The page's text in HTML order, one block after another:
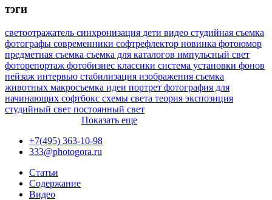
тэги
светоотражатель синхронизация дети видео студийная съемка
фотографы современники софтрефлектор новинка фотоюмор
предметная съемка съемка для каталогов импульсный свет
фоторепортаж фотобизнес классики система установки фонов
пейзаж интервью стабилизация изображения съемка
животных макросъемка идеи портрет фотография для
начинающих софтбокс схемы света теория экспозиция
студийный свет постоянный свет
Показать еще
+7(495) 363-10-98
333@photogora.ru
Статьи
Содержание
Видео